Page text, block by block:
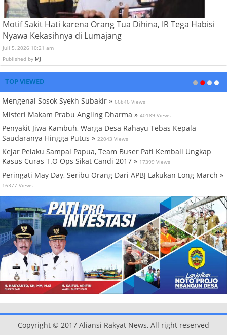
Motif Sakit Hati karena Orang Tua Dihina, IR Tega Habisi
Nyawa Kekasihnya di Lumajang
Juli 5, 2026 10:21 am
Published by MJ
TOP VIEWED
Mengenal Sosok Syekh Subakir » 66846 Views
Misteri Makam Prabu Angling Dharma » 40189 Views
Penyakit Jiwa Kambuh, Warga Desa Rahayu Tebas Kepala
Saudaranya Hingga Putus » 22043 Views
Kejar Pelaku Sampai Papua, Team Buser Pati Kembali Ungkap
Kasus Curas T.O Ops Sikat Candi 2017 » 17399 Views
Peringati May Day, Seribu Orang Dari APBJ Lakukan Long March »
16377 Views
Copyright © 2017 Aliansi Rakyat News, All right reserved